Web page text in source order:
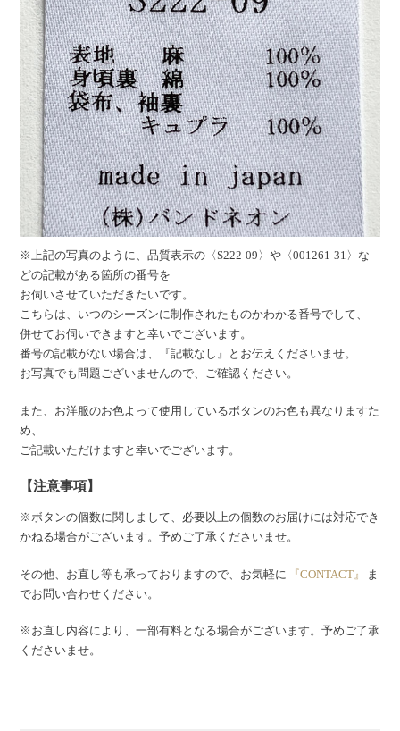
※上記の写真のように、品質表示の〈S222-09〉や〈001261-31〉な
どの記載がある箇所の番号を
お伺いさせていただきたいです。
こちらは、いつのシーズンに制作されたものかわかる番号でして、
併せてお伺いできますと幸いでございます。
番号の記載がない場合は、『記載なし』とお伝えくださいませ。
お写真でも問題ございませんので、ご確認ください。
また、お洋服のお色よって使用しているボタンのお色も異なりますた
め、
ご記載いただけますと幸いでございます。
【注意事項】
※ボタンの個数に関しまして、必要以上の個数のお届けには対応でき
かねる場合がございます。予めご了承くださいませ。
その他、お直し等も承っておりますので、お気軽に 『CONTACT』
ま
でお問い合わせください。
※お直し内容により、一部有料となる場合がございます。予めご了承
くださいませ。